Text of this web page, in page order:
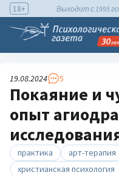
18+ Выходит с 1995
19.08.2024 5
Покаяние и
опыт
практика арт-терапия
христианская психология